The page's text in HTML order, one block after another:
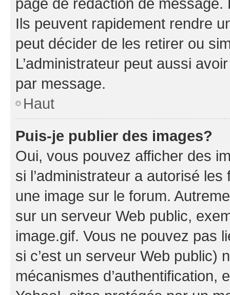
Ils peuvent rapidement rendre
peut décider de les retirer ou
L’administrateur peut aussi
par message.
Haut
Puis-je publier des images?
Oui, vous pouvez afficher des
si l’administrateur a autorisé
une image sur le forum.
sur un serveur Web public,
image.gif. Vous ne pouvez pas
si c’est un serveur Web public)
mécanismes d’authentification,